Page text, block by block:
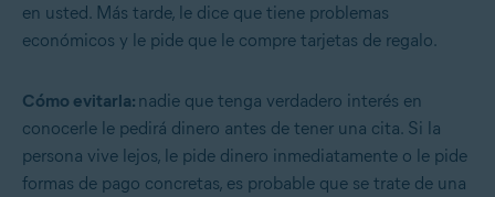
en usted. Más tarde, le dice que tiene problemas
económicos y le pide que le compre tarjetas de regalo.
Cómo evitarla: nadie que tenga verdadero interés en
conocerle le pedirá dinero antes de tener una cita. Si la
persona vive lejos, le pide dinero inmediatamente o le pide
formas de pago concretas, es probable que se trate de una